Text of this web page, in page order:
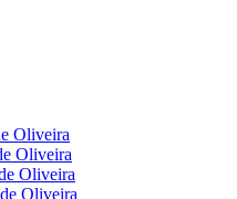
Oliveira
Oliveira
Oliveira
Oliveira